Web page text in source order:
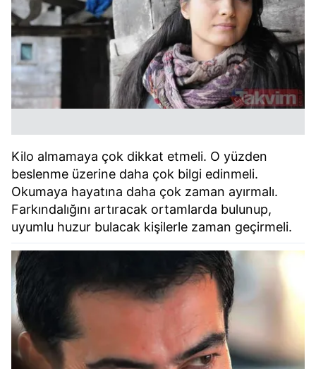
Kilo almamaya çok dikkat etmeli. O yüzden
beslenme üzerine daha çok bilgi edinmeli.
Okumaya hayatına daha çok zaman ayırmalı.
Farkındalığını artıracak ortamlarda bulunup,
uyumlu huzur bulacak kişilerle zaman geçirmeli.